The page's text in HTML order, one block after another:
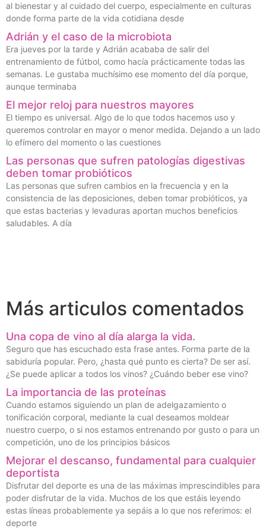
al bienestar y al cuidado del cuerpo, especialmente en culturas
donde forma parte de la vida cotidiana desde
Adrián y el caso de la microbiota
Era jueves por la tarde y Adrián acababa de salir del
entrenamiento de fútbol, como hacía prácticamente todas las
semanas. Le gustaba muchísimo ese momento del día porque,
aunque terminaba
El mejor reloj para nuestros mayores
El tiempo es universal. Algo de lo que todos hacemos uso y
queremos controlar en mayor o menor medida. Dejando a un lado
lo efímero del momento o las cuestiones
Las personas que sufren patologías digestivas
deben tomar probióticos
Las personas que sufren cambios en la frecuencia y en la
consistencia de las deposiciones, deben tomar probióticos, ya
que estas bacterias y levaduras aportan muchos beneficios
saludables. A día
Más articulos comentados
Una copa de vino al día alarga la vida.
Seguro que has escuchado esta frase antes. Forma parte de la
sabiduría popular. Pero, ¿hasta qué punto es cierta? De ser así.
¿Se puede aplicar a todos los vinos? ¿Cuándo beber ese vino?
La importancia de las proteínas
Cuando estamos siguiendo un plan de adelgazamiento o
tonificación corporal, mediante la cual deseamos moldear
nuestro cuerpo, o si nos estamos entrenando por gusto o para un
competición, uno de los principios básicos
Mejorar el descanso, fundamental para cualquier
deportista
Disfrutar del deporte es una de las máximas imprescindibles para
poder disfrutar de la vida. Muchos de los que estáis leyendo
estas líneas probablemente ya sepáis a lo que nos referimos: el
deporte